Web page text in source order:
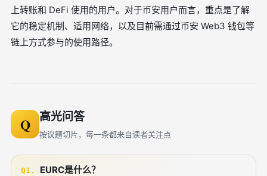
上转账和 DeFi 使用的用户。对于币安用户而言，重点是了解
它的稳定机制、适用网络，以及目前需通过币安 Web3 钱包等
链上方式参与的使用路径。
Q 高光问答
按议题切片，每一条都来自读者关注点
Q1. EURC是什么？